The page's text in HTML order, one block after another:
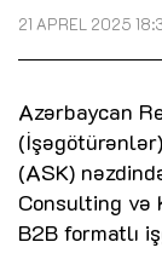
21 APREL 2025
Azərbaycan
(ASK)
Consulting və
B2B formatlı